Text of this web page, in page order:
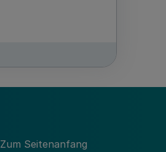
Zum Seitenanfang